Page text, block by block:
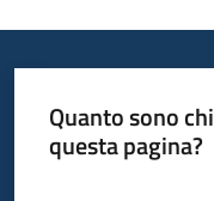
Quanto sono
questa pagina?